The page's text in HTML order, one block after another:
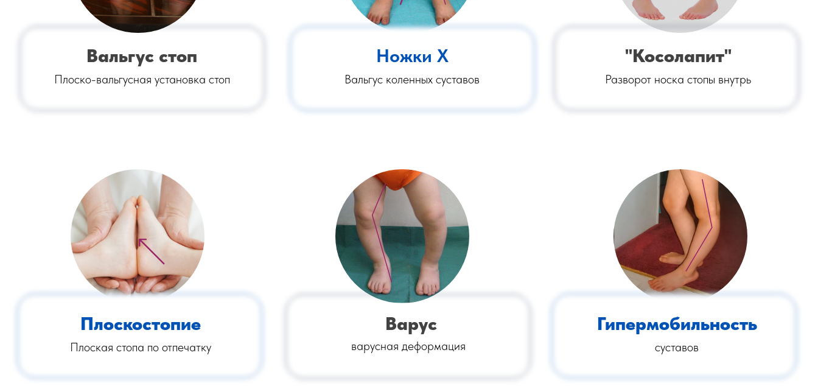
Плоско-вальгусная установка стоп
Плоская стопа по отпечатку
Вальгус коленных суставов
варусная деформация
Разворот носка стопы внутрь
суставов
Вальгус стоп
Плоскостопие
Ножки Х
Варус
"Косолапит"
Гипермобильность